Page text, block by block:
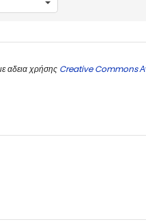
αδεια χρήσης Creative Commons